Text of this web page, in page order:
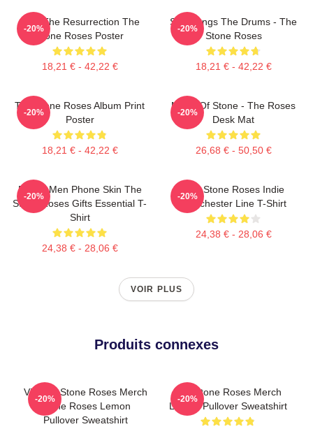
I Am The Resurrection The
Stone Roses Poster
18,21 € - 42,22 €
-20%
She Bangs The Drums - The
Stone Roses
18,21 € - 42,22 €
-20%
The Stone Roses Album Print
Poster
18,21 € - 42,22 €
-20%
Made Of Stone - The Roses
Desk Mat
26,68 € - 50,50 €
-20%
Funny Men Phone Skin The
Stone Roses Gifts Essential T-
Shirt
24,38 € - 28,06 €
-20%
The Stone Roses Indie
Manchester Line T-Shirt
24,38 € - 28,06 €
-20%
VOIR PLUS
Produits connexes
Vintage Stone Roses Merch
Stone Roses Lemon
Pullover Sweatshirt
-20%
The Stone Roses Merch
Lemon Pullover Sweatshirt
-20%